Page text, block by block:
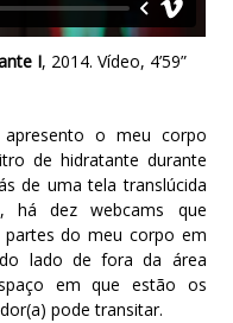
I, 2014. Vídeo, 4’59”
o meu corpo
de hidratante durante
de uma tela translúcida
há dez webcams que
do meu corpo em
lado de fora da área
em que estão os
pode transitar.